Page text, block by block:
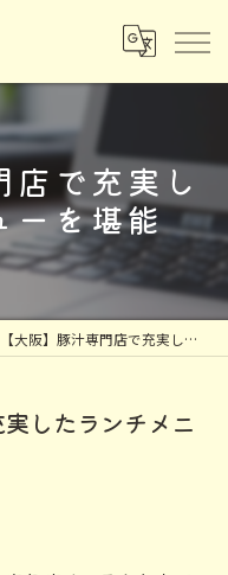
店で充実し
ーを堪能
【大阪】豚汁専門店で充実したランチメニューを堪能
実したランチメニ